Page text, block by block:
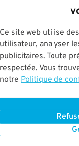
Ce site web utilise
utilisateur, analyser
publicitaires. Toute
respectée. Vous
notre Politique de
Tous les
Terms of Use for Motorists|
Your Privacy Choices